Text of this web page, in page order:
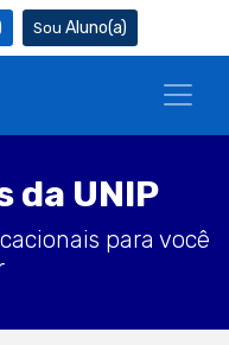
Aluno(a)
da UNIP
para você